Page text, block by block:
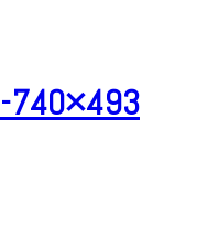
740×493